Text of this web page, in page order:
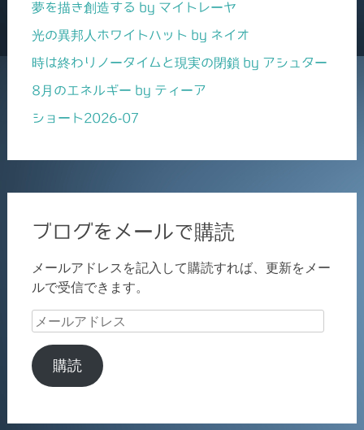
夢を描き創造する by マイトレーヤ
光の異邦人ホワイトハット by ネイオ
時は終わりノータイムと現実の閉鎖 by アシュター
8月のエネルギー by ティーア
ショート2026-07
ブログをメールで購読
メールアドレスを記入して購読すれば、更新をメー
ルで受信できます。
メ
ル
ア
購読